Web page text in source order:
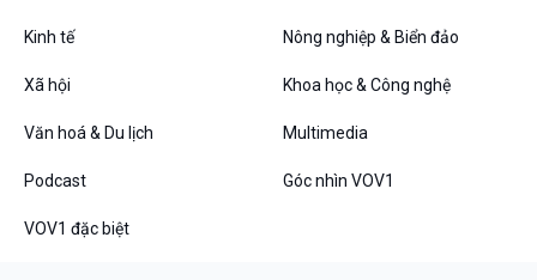
Dòng chảy sự kiện
Diễn đàn chủ nhật
Chuyện đêm
Kinh tế Nông nghiệp & Biển đảo
Xã hội Khoa học & Công nghệ
Văn hoá & Du lịch Multimedia
Podcast Góc nhìn VOV1
VOV1 đặc biệt